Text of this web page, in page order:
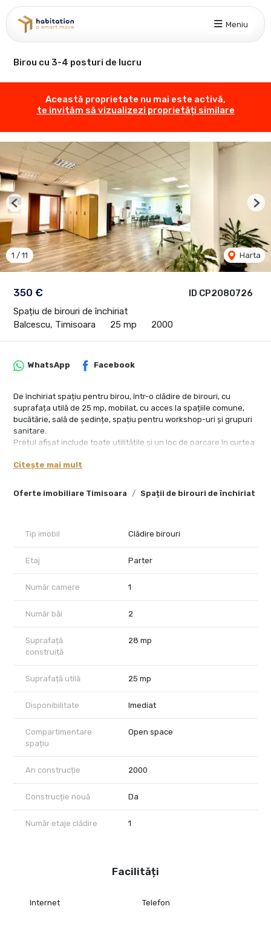
Meniu
Birou cu 3-4 posturi de lucru
Această proprietate nu mai este activă,
te invităm să vizualizezi proprietăți similare
ID CP2080726
350 €
Spațiu de birouri de închiriat
Balcescu, Timisoara
25 mp 2000
1 / 11 Harta
Previous
Oferte imobiliare Timisoara Spații de birouri de închiriat
WhatsApp Facebook
De închiriat spațiu pentru birou, într-o clădire de birouri, cu
suprafața utilă de 25 mp, mobilat, cu acces la spațiile comune,
bucătărie, sală de ședințe, spațiu pentru workshop-uri și grupuri
sanitare.
Prețul afișat include toate utilitățile și un loc de parcare în curtea
Citește mai mult
Tip imobil Clădire birouri
Etaj Parter
Număr camere 1
Număr băi 2
Suprafață
construită
28 mp
Suprafață utilă 25 mp
Disponibilitate Imediat
Compartimentare
spațiu
Open space
An construcție 2000
Construcție nouă Da
Număr etaje clădire 1
Facilități
Internet Telefon